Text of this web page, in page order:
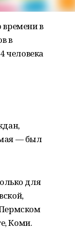
времени в
в
человека
— был
для
Коми.